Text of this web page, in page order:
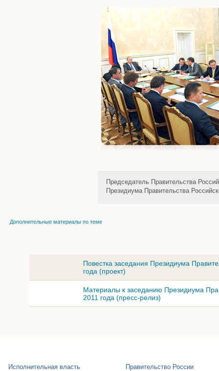
Председатель Правительства
Президиума Правительства
Дополнительные материалы по теме
Повестка заседания Президиума
года (проект)
Материалы к заседанию Президиума
2011 года (пресс-релиз)
Исполнительная власть Правительство России